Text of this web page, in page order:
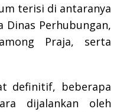
terisi di antaranya
Dinas Perhubungan,
Praja, serta
definitif, beberapa
dijalankan oleh